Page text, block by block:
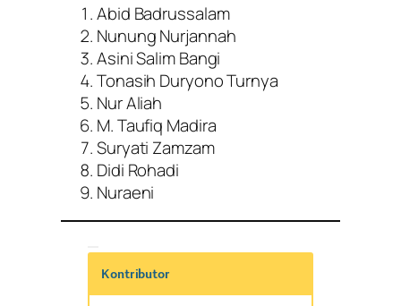
Abid Badrussalam
Nunung Nurjannah
Asini Salim Bangi
Tonasih Duryono Turnya
Nur Aliah
M. Taufiq Madira
Suryati Zamzam
Didi Rohadi
Nuraeni
Kontributor